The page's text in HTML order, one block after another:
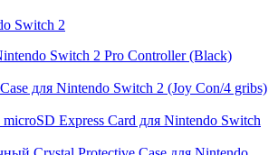
Switch 2
Switch 2 Pro Controller (Black)
для Nintendo Switch 2 (Joy Con/4 gribs)
Express Card для Nintendo Switch